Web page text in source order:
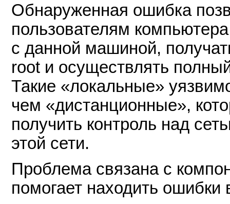
Обнаруженная ошибка
пользователям
с данной машиной,
root и осуществлять
Такие «локальные»
чем «дистанционные»,
получить контроль над
этой сети.
Проблема связана с
помогает находить